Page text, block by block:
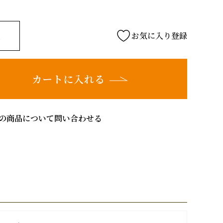
お気に入り登録
カートに入れる
商品について問い合わせる